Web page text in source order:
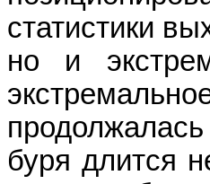
статистики
но и
буря длится